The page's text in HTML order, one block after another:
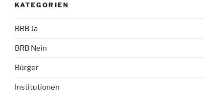
KATEGORIEN
BRB Ja
BRB Nein
Bürger
Institutionen